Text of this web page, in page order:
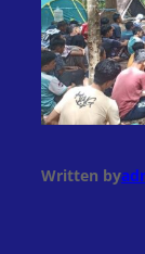
Written by